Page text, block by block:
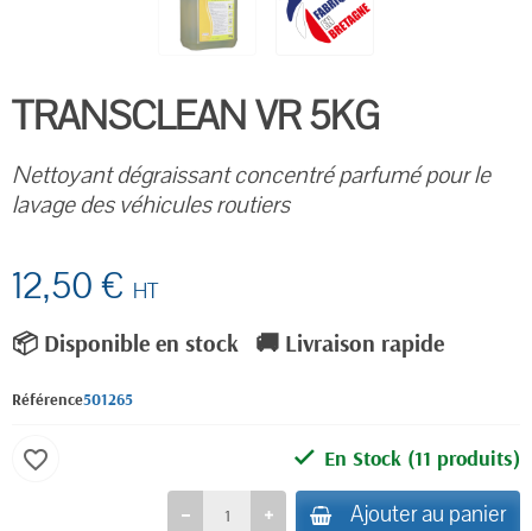
TRANSCLEAN VR 5KG
Nettoyant dégraissant concentré parfumé pour le
lavage des véhicules routiers
12,50 € HT
📦 Disponible en stock 🚚 Livraison rapide
Référence501265
En Stock (11 produits)
Ajouter au panier
favorite_border